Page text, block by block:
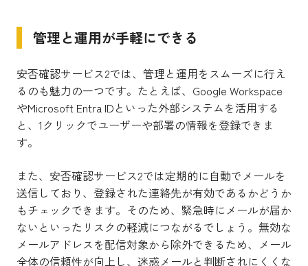
管理と運用が手軽にできる
安否確認サービス2では、管理と運用をスムーズに行え
るのも魅力の一つです。たとえば、Google Workspace
やMicrosoft Entra IDといった外部システムを活用する
と、1クリックでユーザーや部署の情報を登録できま
す。
また、安否確認サービス2では定期的に自動でメールを
送信しており、登録された連絡先が有効であるかどうか
もチェックできます。そのため、緊急時にメールが届か
ないといったリスクの軽減につながるでしょう。無効な
メールアドレスを配信対象から除外できるため、メール
全体の信頼性が向上し、迷惑メールと判断されにくくな